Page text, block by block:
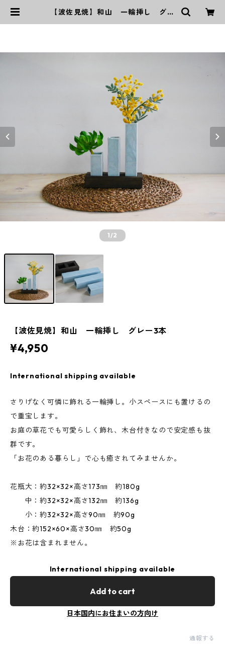
【波佐見焼】和山 一輪挿し グレ
1/2
【波佐見焼】和山 一輪挿し グレー3本
¥4,950
International shipping available
さりげなく可憐に飾れる一輪挿し。小スペースにも置けるの
で重宝します。
お庭の草花でも可愛らしく飾れ、木台付きなので安定感も抜
群です。
「お花のある暮らし」で心も癒されてみませんか。
花瓶大：約32×32×高さ173㎜ 約180g
中：約32×32×高さ132㎜ 約136g
小：約32×32×高さ90㎜ 約90g
木台：約152×60×高さ30㎜ 約50g
※お花は含まれません。
International shipping available
Add to cart
日本国内にお住まいの方向け
通報する